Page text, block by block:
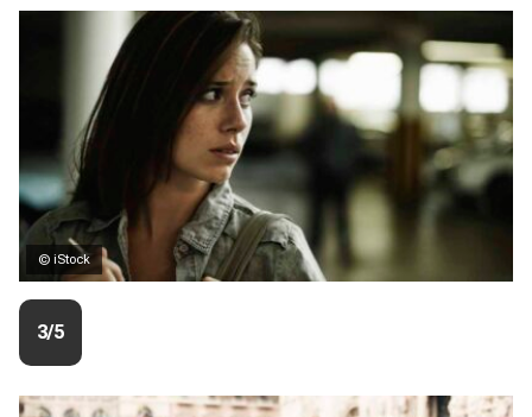
© iStock
3/5